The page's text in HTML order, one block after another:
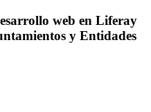
web en Liferay
y Entidades